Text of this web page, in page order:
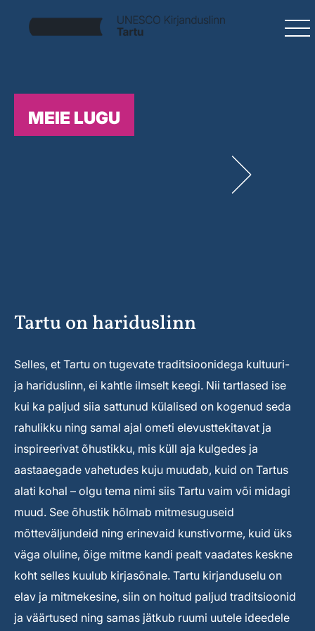
MEIE LUGU
Tartu on hariduslinn
Selles, et Tartu on tugevate traditsioonidega kultuuri-
ja hariduslinn, ei kahtle ilmselt keegi. Nii tartlased ise
kui ka paljud siia sattunud külalised on kogenud seda
rahulikku ning samal ajal ometi elevusttekitavat ja
inspireerivat õhustikku, mis küll aja kulgedes ja
aastaaegade vahetudes kuju muudab, kuid on Tartus
alati kohal – olgu tema nimi siis Tartu vaim või midagi
muud. See õhustik hõlmab mitmesuguseid
mõtteväljundeid ning erinevaid kunstivorme, kuid üks
väga oluline, õige mitme kandi pealt vaadates keskne
koht selles kuulub kirjasõnale. Tartu kirjanduselu on
elav ja mitmekesine, siin on hoitud paljud traditsioonid
ja väärtused ning samas jätkub ruumi uutele ideedele